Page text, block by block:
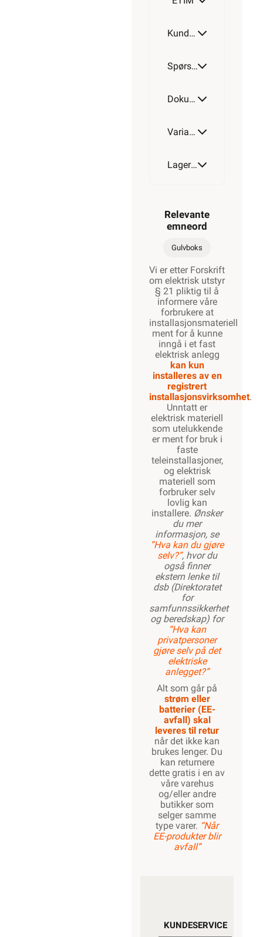
Kundeomtale
Spørsmål og svar
Dokumentasjon
Varianter av artikkel
Lagerstatus
Relevante
emneord
Gulvboks
Vi er etter Forskrift
om elektrisk utstyr
§ 21 pliktig til å
informere våre
forbrukere at
installasjonsmateriell
ment for å kunne
inngå i et fast
elektrisk anlegg
kan kun
installeres av en
registrert
installasjonsvirksomhet.
Unntatt er
elektrisk materiell
som utelukkende
er ment for bruk i
faste
teleinstallasjoner,
og elektrisk
materiell som
forbruker selv
lovlig kan
installere. Ønsker
du mer
informasjon, se
”Hva kan du gjøre
selv?”, hvor du
også finner
ekstern lenke til
dsb (Direktoratet
for
samfunnssikkerhet
og beredskap) for
“Hva kan
privatpersoner
gjøre selv på det
elektriske
anlegget?”
Alt som går på
strøm eller
batterier (EE-
avfall) skal
leveres til retur
når det ikke kan
brukes lenger. Du
kan returnere
dette gratis i en av
våre varehus
og/eller andre
butikker som
selger samme
type varer. “Når
EE-produkter blir
avfall”
KUNDESERVICE